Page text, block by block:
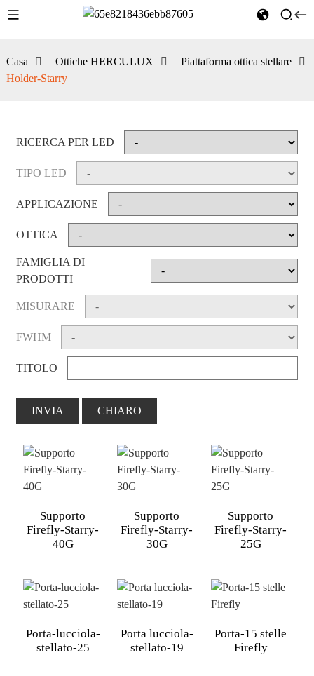
Casa Ottiche HERCULUX
Piattaforma ottica stellare
Holder-Starry
RICERCA PER LED
TIPO LED
APPLICAZIONE
OTTICA
FAMIGLIA DI
PRODOTTI
MISURARE
FWHM
TITOLO
INVIA CHIARO
Supporto
Firefly-Starry-
40G
Supporto
Firefly-Starry-
30G
Supporto
Firefly-Starry-
25G
Porta-lucciola-
stellato-25
Porta lucciola-
stellato-19
Porta-15 stelle
Firefly